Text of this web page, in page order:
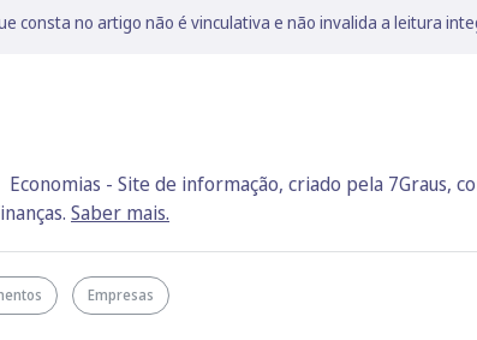
consta no artigo não é vinculativa e não invalida a leitura
Economias - Site de informação, criado pela 7Graus,
Saber mais.
Empresas